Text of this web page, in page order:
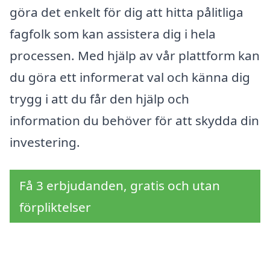
göra det enkelt för dig att hitta pålitliga
fagfolk som kan assistera dig i hela
processen. Med hjälp av vår plattform kan
du göra ett informerat val och känna dig
trygg i att du får den hjälp och
information du behöver för att skydda din
investering.
Få 3 erbjudanden, gratis och utan
förpliktelser